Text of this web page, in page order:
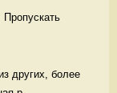
других, более